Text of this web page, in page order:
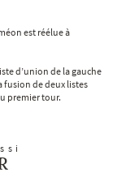
est réélue à
d’union de la gauche
fusion de deux listes
premier tour.